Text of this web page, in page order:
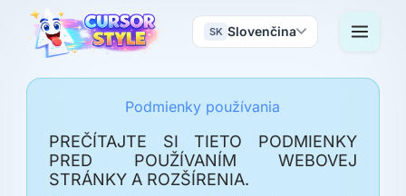
SK Slovenčina
Podmienky používania
PREČÍTAJTE SI TIETO PODMIENKY
PRED POUŽÍVANÍM WEBOVEJ
STRÁNKY A ROZŠÍRENIA.